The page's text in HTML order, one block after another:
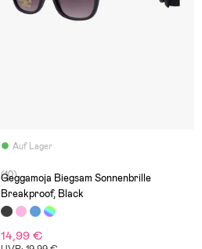
Auf Lager
(10)
Geggamoja Biegsam Sonnenbrille
Breakproof, Black
14,99 €